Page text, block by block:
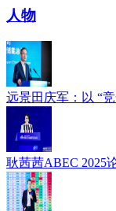
人物
远景田庆军：以 “
耿茜茜ABEC 2025